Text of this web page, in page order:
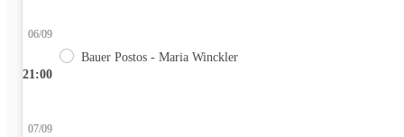
21:00
06/09
Bauer Postos - Maria Winckler
07/09